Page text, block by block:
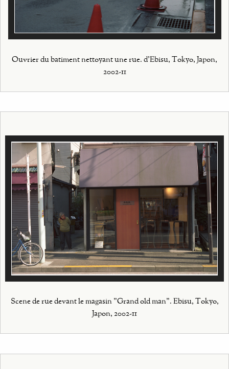
Ouvrier du batiment nettoyant une rue. d'Ebisu, Tokyo, Japon,
2002-11
Scene de rue devant le magasin "Grand old man". Ebisu, Tokyo,
Japon, 2002-11